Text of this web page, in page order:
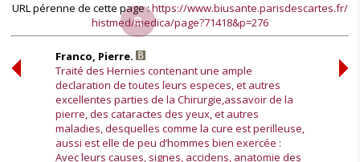
URL pérenne de cette page :https://www.biusante.parisdescartes.fr/
histmed/medica/page?71418&p=276
Franco, Pierre.
Traité des Hernies contenant une ample
declaration de toutes leurs especes, et autres
excellentes parties de la Chirurgie,assavoir de la
pierre, des cataractes des yeux, et autres
maladies, desquelles comme la cure est perilleuse,
aussi est elle de peu d’hommes bien exercée :
Avec leurs causes, signes, accidens, anatomie des